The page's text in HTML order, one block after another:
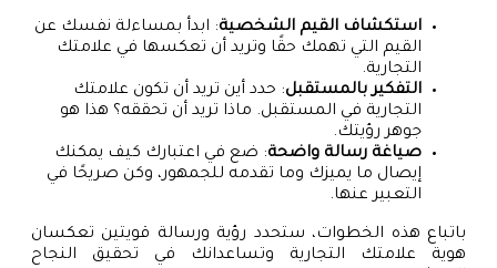
استكشاف القيم الشخصية: ابدأ بمساءلة نفسك عن
القيم التي تهمك حقًا وتريد أن تعكسها في علامتك
التجارية.
التفكير بالمستقبل: حدد أين تريد أن تكون علامتك
التجارية في المستقبل. ماذا تريد أن تحققه؟ هذا هو
جوهر رؤيتك.
صياغة رسالة واضحة: ضع في اعتبارك كيف يمكنك
إيصال ما يميزك وما تقدمه للجمهور، وكن صريحًا في
التعبير عنها.
باتباع هذه الخطوات، ستحدد رؤية ورسالة قويتين تعكسان
هوية علامتك التجارية وتساعدانك في تحقيق النجاح